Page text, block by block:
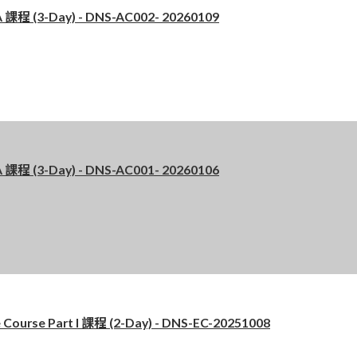
程 (3-Day) - DNS-AC002- 20260109
程 (3-Day) - DNS-AC001- 20260106
Part I 課程 (2-Day) - DNS-EC-20251008